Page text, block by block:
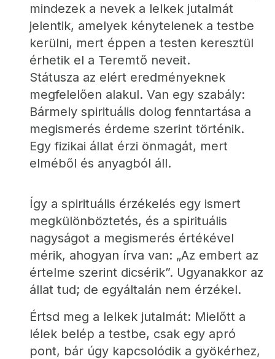
mindezek a nevek a lelkek jutalmát
jelentik, amelyek kénytelenek a testbe
kerülni, mert éppen a testen keresztül
érhetik el a Teremtő neveit.
Státusza az elért eredményeknek
megfelelően alakul. Van egy szabály:
Bármely spirituális dolog fenntartása a
megismerés érdeme szerint történik.
Egy fizikai állat érzi önmagát, mert
elméből és anyagból áll.
Így a spirituális érzékelés egy ismert
megkülönböztetés, és a spirituális
nagyságot a megismerés értékével
mérik, ahogyan írva van: „Az embert az
értelme szerint dicsérik”. Ugyanakkor az
állat tud; de egyáltalán nem érzékel.
Értsd meg a lelkek jutalmát: Mielőtt a
lélek belép a testbe, csak egy apró
pont, bár úgy kapcsolódik a gyökérhez,